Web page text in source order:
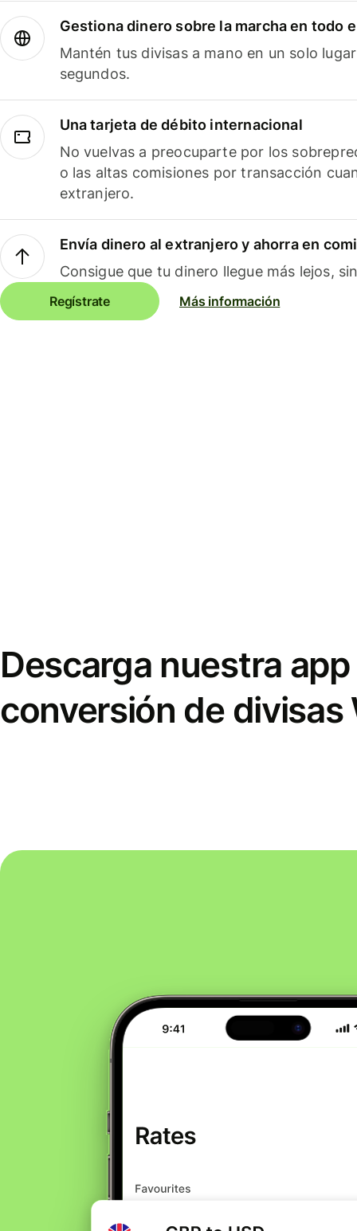
Gestiona dinero sobre la marcha en todo
Mantén tus divisas a mano en un solo
segundos.
Una tarjeta de débito internacional
No vuelvas a preocuparte por los
o las altas comisiones por transacción
extranjero.
Envía dinero al extranjero y ahorra en
Consigue que tu dinero llegue más lejos,
Regístrate Más información
Descarga nuestra
conversión de divisas